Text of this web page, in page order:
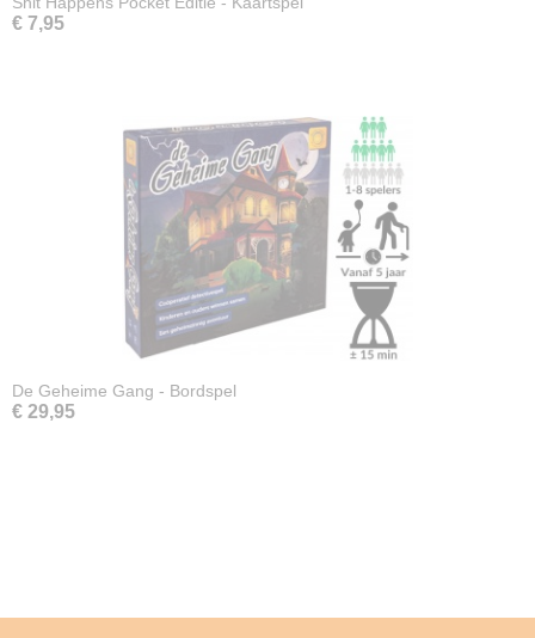
€ 7,95
De Geheime Gang - Bordspel
€ 29,95